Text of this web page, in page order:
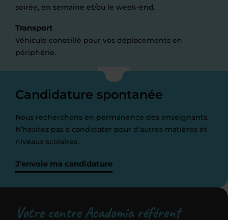
soirée, en semaine et/ou le week-end.
Transport
Véhicule conseillé pour vos déplacements en
périphérie.
Candidature spontanée
Nous recherchons en permanence des enseignants.
N’hésitez pas à candidater pour d’autres matières et
niveaux scolaires.
J’envoie ma candidature
Votre centre Acadomia référent